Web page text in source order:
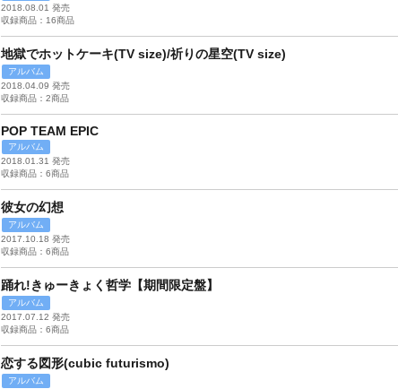
2018.08.01 発売
収録商品：16商品
地獄でホットケーキ(TV size)/祈りの星空(TV size)
アルバム
2018.04.09 発売
収録商品：2商品
POP TEAM EPIC
アルバム
2018.01.31 発売
収録商品：6商品
彼女の幻想
アルバム
2017.10.18 発売
収録商品：6商品
踊れ!きゅーきょく哲学【期間限定盤】
アルバム
2017.07.12 発売
収録商品：6商品
恋する図形(cubic futurismo)
アルバム